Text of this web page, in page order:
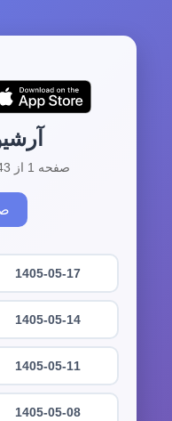
صفحه 1 از 343 | مجموع 3425 آرشیو
1405-05-17
1405-05-14
1405-05-11
1405-05-08